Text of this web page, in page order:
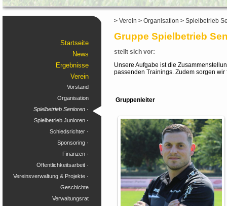
Startseite
News
Ergebnisse
Verein
Vorstand
Organisation
Spielbetrieb Senioren ·
Spielbetrieb Junioren ·
Schiedsrichter ·
Sponsoring ·
Finanzen ·
Öffentlichkeitsarbeit ·
Vereinsverwaltung & Projekte ·
Geschichte
Verwaltungsrat
> Verein > Organisation > Spielbetrieb
Gruppe Spielbetrieb
stellt sich vor:
Unsere Aufgabe ist die
passenden Trainings. Zudem sorgen
Gruppenleiter